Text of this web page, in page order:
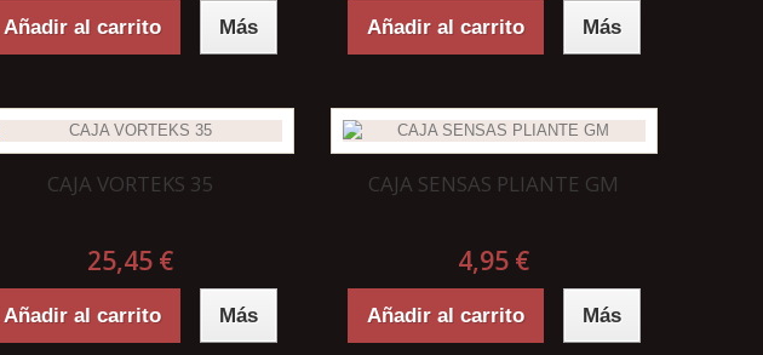
Añadir al carrito Más Añadir al carrito Más
CAJA VORTEKS 35
25,45 €
Añadir al carrito Más
CAJA SENSAS PLIANTE GM
4,95 €
Añadir al carrito Más